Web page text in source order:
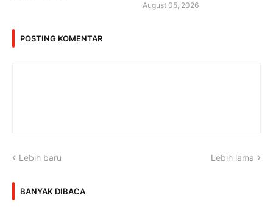
August 05, 2026
POSTING KOMENTAR
Lebih baru Lebih lama
BANYAK DIBACA